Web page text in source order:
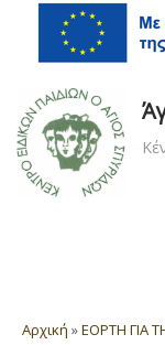
Αρχική »ΕΟΡΤΗ ΓΙΑ